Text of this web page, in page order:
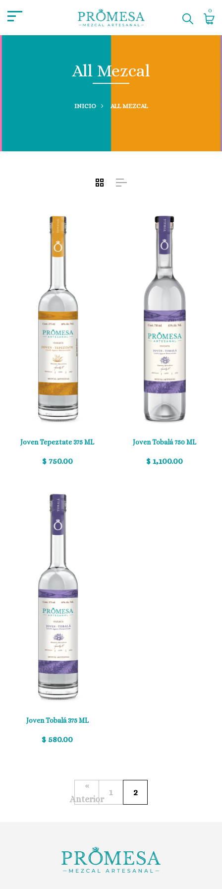
0
All Mezcal
INICIO ALL MEZCAL
Joven Tepeztate 375 ML
$ 750.00
Joven Tobalá 750 ML
$ 1,100.00
Joven Tobalá 375 ML
$ 580.00
«
Anterior
1 2